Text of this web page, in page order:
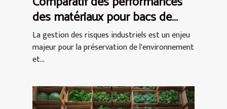
des matériaux pour bacs de
rétention souples
La gestion des risques industriels est un enjeu
majeur pour la préservation de l'environnement
et...